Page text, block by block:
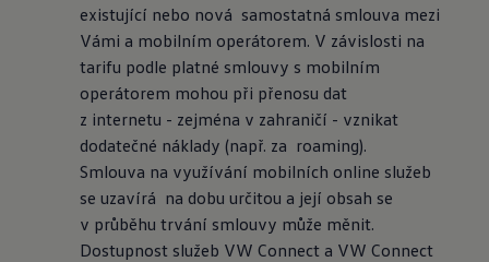
existující nebo nová  samostatná smlouva mezi
Vámi a mobilním operátorem. V závislosti na
tarifu podle platné smlouvy s mobilním
operátorem mohou při přenosu dat
z internetu - zejména v zahraničí - vznikat
dodatečné náklady (např. za  roaming).
Smlouva na využívání mobilních online služeb
se uzavírá  na dobu určitou a její obsah se
v průběhu trvání smlouvy může měnit.
Dostupnost služeb VW Connect a VW Connect